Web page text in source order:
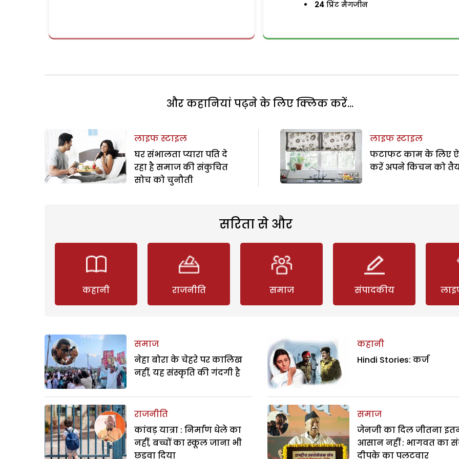
24 प्रिंट मैगजीन
और कहानियां पढ़ने के लिए क्लिक करें...
लाइफ स्टाइल
घर संभालता प्यारा पति दे
रहा है समाज की संकुचित
सोच को चुनौती
लाइफ स्टाइल
फटाफट काम के लिए
करें अपने किचन को
सरिता से और
कहानी राजनीति समाज संपादकीय
समाज
नेहा बोरा के चेहरे पर कालिख
नहीं, यह संस्कृति की गंदगी है
राजनीति
कांवड़ यात्रा : निर्माण धेले का
नहीं, बच्चों का स्कूल जाना भी
छुड़वा दिया
कहानी
Hindi Stories: कर्ज
समाज
जेनजी का दिल जीतना
आसान नहीं : भागवत का
दीपके का पलटवार